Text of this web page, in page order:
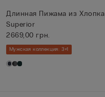
Длинная Пижама из Хлопка
Superior
2669,00 грн.
Мужская коллекция: 3+1